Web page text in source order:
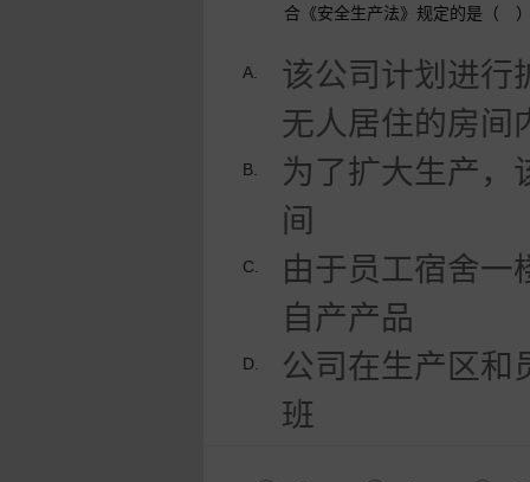
合《安全生产法》规定的是（
A.
该公司计划进行
无人居住的房间
B.
为了扩大生产，
间
C.
由于员工宿舍一
自产产品
D.
公司在生产区和
班